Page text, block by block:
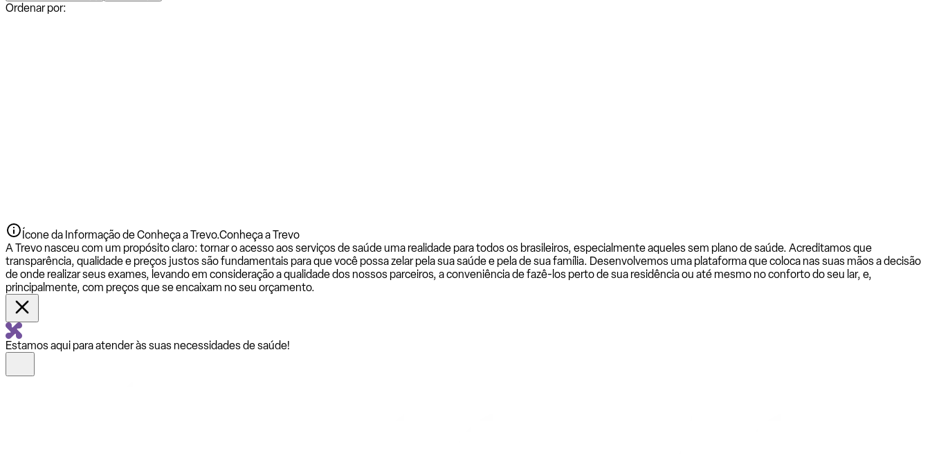
Ordenar por:
Ícone da Informação de Conheça a Trevo.Conheça a Trevo
A Trevo nasceu com um propósito claro: tornar o acesso aos serviços de saúde uma realidade para todos os brasileiros, especialmente aqueles sem plano de saúde. Acreditamos que
transparência, qualidade e preços justos são fundamentais para que você possa zelar pela sua saúde e pela de sua família. Desenvolvemos uma plataforma que coloca nas suas mãos a decisão
de onde realizar seus exames, levando em consideração a qualidade dos nossos parceiros, a conveniência de fazê-los perto de sua residência ou até mesmo no conforto do seu lar, e,
principalmente, com preços que se encaixam no seu orçamento.
Estamos aqui para atender às suas necessidades de saúde!